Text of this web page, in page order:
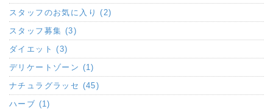
スタッフのお気に入り (2)
スタッフ募集 (3)
ダイエット (3)
デリケートゾーン (1)
ナチュラグラッセ (45)
ハーブ (1)